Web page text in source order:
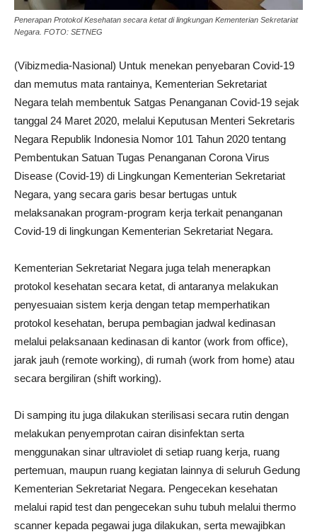
Penerapan Protokol Kesehatan secara ketat di lingkungan Kementerian Sekretariat
Negara. FOTO: SETNEG
(Vibizmedia-Nasional) Untuk menekan penyebaran Covid-19
dan memutus mata rantainya, Kementerian Sekretariat
Negara telah membentuk Satgas Penanganan Covid-19 sejak
tanggal 24 Maret 2020, melalui Keputusan Menteri Sekretaris
Negara Republik Indonesia Nomor 101 Tahun 2020 tentang
Pembentukan Satuan Tugas Penanganan Corona Virus
Disease (Covid-19) di Lingkungan Kementerian Sekretariat
Negara, yang secara garis besar bertugas untuk
melaksanakan program-program kerja terkait penanganan
Covid-19 di lingkungan Kementerian Sekretariat Negara.
Kementerian Sekretariat Negara juga telah menerapkan
protokol kesehatan secara ketat, di antaranya melakukan
penyesuaian sistem kerja dengan tetap memperhatikan
protokol kesehatan, berupa pembagian jadwal kedinasan
melalui pelaksanaan kedinasan di kantor (work from office),
jarak jauh (remote working), di rumah (work from home) atau
secara bergiliran (shift working).
Di samping itu juga dilakukan sterilisasi secara rutin dengan
melakukan penyemprotan cairan disinfektan serta
menggunakan sinar ultraviolet di setiap ruang kerja, ruang
pertemuan, maupun ruang kegiatan lainnya di seluruh Gedung
Kementerian Sekretariat Negara. Pengecekan kesehatan
melalui rapid test dan pengecekan suhu tubuh melalui thermo
scanner kepada pegawai juga dilakukan, serta mewajibkan